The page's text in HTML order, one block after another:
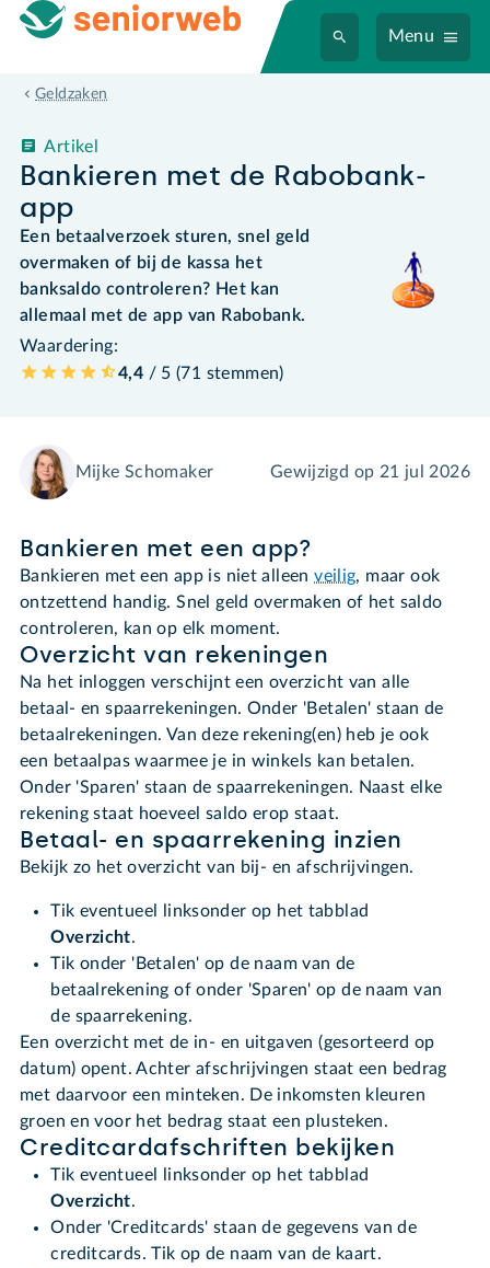
Menu
Geldzaken
Bankieren met de Rabobank-
app
Artikel
Een betaalverzoek sturen, snel geld
overmaken of bij de kassa het
banksaldo controleren? Het kan
allemaal met de app van Rabobank.
Waardering:
4,4 / 5 (71 stemmen)
Mijke Schomaker Gewijzigd op 21 jul 2026
Bankieren met een app?
Bankieren met een app is niet alleenveilig, maar ook
ontzettend handig. Snel geld overmaken of het saldo
controleren, kan op elk moment.
Overzicht van rekeningen
Na het inloggen verschijnt een overzicht van alle
betaal- en spaarrekeningen. Onder 'Betalen' staan de
betaalrekeningen. Van deze rekening(en) heb je ook
een betaalpas waarmee je in winkels kan betalen.
Onder 'Sparen' staan de spaarrekeningen. Naast elke
rekening staat hoeveel saldo erop staat.
Betaal- en spaarrekening inzien
Bekijk zo het overzicht van bij- en afschrijvingen.
Tik eventueel linksonder op het tabblad
Overzicht.
Tik onder 'Betalen' op de naam van de
betaalrekening of onder 'Sparen' op de naam van
de spaarrekening.
Een overzicht met de in- en uitgaven (gesorteerd op
datum) opent. Achter afschrijvingen staat een bedrag
met daarvoor een minteken. De inkomsten kleuren
groen en voor het bedrag staat een plusteken.
Creditcardafschriften bekijken
Tik eventueel linksonder op het tabblad
Overzicht.
Onder 'Creditcards' staan de gegevens van de
creditcards. Tik op de naam van de kaart.